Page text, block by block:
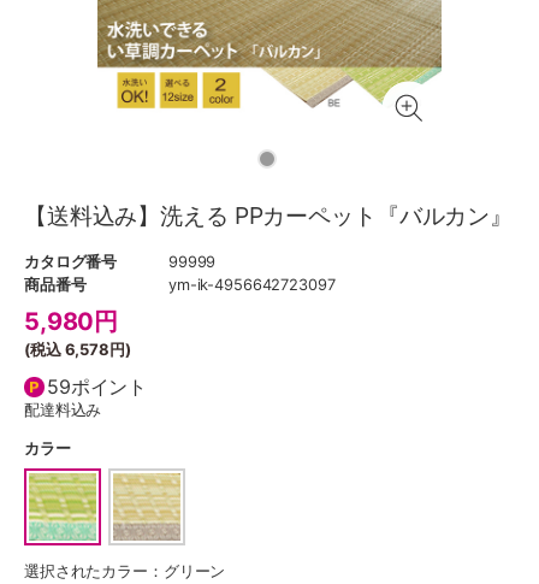
【送料込み】洗える PPカーペット『バルカン』
カタログ番号
99999
商品番号
ym-ik-4956642723097
5,980 円
(税込6,578円)
59ポイント
配達料込み
カラー
選択されたカラー：グリーン